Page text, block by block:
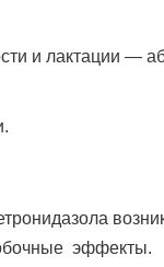
и лактации —
эффекты.